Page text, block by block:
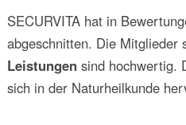
SECURVITA hat in
abgeschnitten. Die Mitglieder
Leistungen sind hochwertig.
sich in der Naturheilkunde